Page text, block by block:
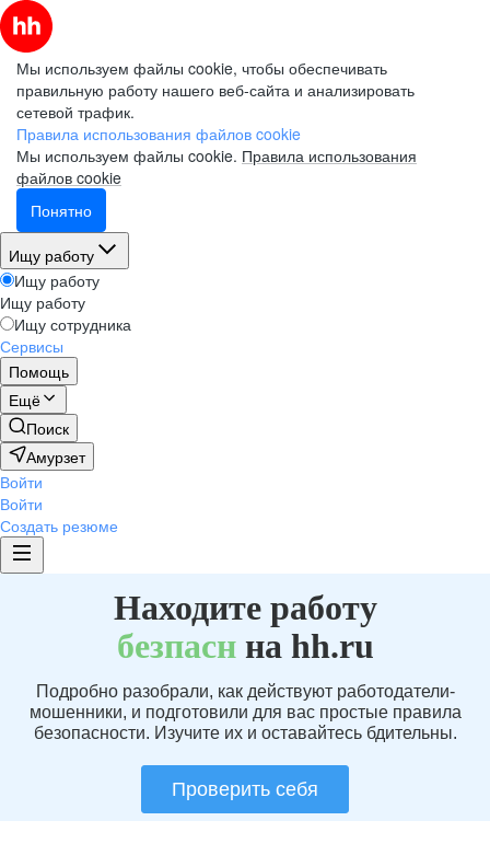
Мы используем файлы cookie, чтобы обеспечивать
правильную работу нашего веб-сайта и анализировать
сетевой трафик.
Правила использования файлов cookie
Мы используем файлы cookie. Правила использования
файлов cookie
Понятно
Ищу работу
Ищу работу
Ищу работу
Ищу сотрудника
Сервисы
Помощь
Ещё
Поиск
Амурзет
Войти
Войти
Создать резюме
Находите работу
безпаснна hh.ru
Подробно разобрали, как действуют работодатели-
мошенники, и подготовили для вас простые правила
безопасности. Изучите их и оставайтесь бдительны.
Проверить себя